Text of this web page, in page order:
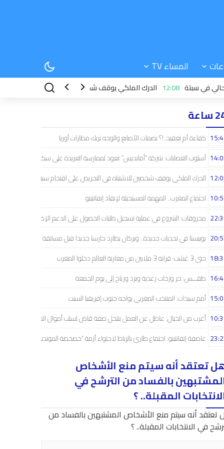
المساء TV
سبتة 12:08 الدرك الملكي يوقف شخصين للاشتباه في التحريض على
كفاءة أم تعقيد..!؟ بصمات الأصابع والوجه تربك مطارات أوربا
أسلوب العصابات: شركة “أمانديس” تعود لممارسة العربدة على سكان الشمال..!
الدرك الملكي يوقف شخصين للاشتباه في التحريض على اقتحام سبتة
اجتماع المغرب.. المهمة المستحيلة لإنقاذ إنفانتينو
محروقات: الشروع في عملية تسجيل طلبات الحصول على الدعم الإضافي
بوبيستا في تحديات جديدة.. وبركان يطارد حارسا جديدا قبل مسابقة دوري الأبطال
حتى 3 غشت: قرابة 3 ملايين من مغاربة العالم دخلوا المغرب
طقـــس: حر وزخات رعدية وبرَد ورياح إلى يوم الجمعة
أمم سيدات: المنتخب المغربي يواجه جنوب إفريقيا السبت
أغرب من الخيال: عاطل عن العمل ينتحل صفة قاض لسلب أموال الضحايا
عاصفة إنفانتينو: اجتماع طارئ بالرباط لاحتواء أزمة “خصخصة المونديال”
تعتقد أنه سيتم منع الأشخاص
بالفساد من الترشح في
المقبلة.. ؟
تعتقد أنه سيتم منع الأشخاص المشتبهين بالفساد من
في الانتخابات المقبلة.. ؟